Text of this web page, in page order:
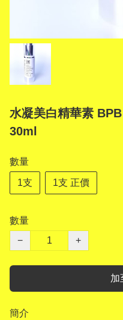
水凝美白精華素
30ml
數量
1支 1支 正價
數量
−
+
加
簡介